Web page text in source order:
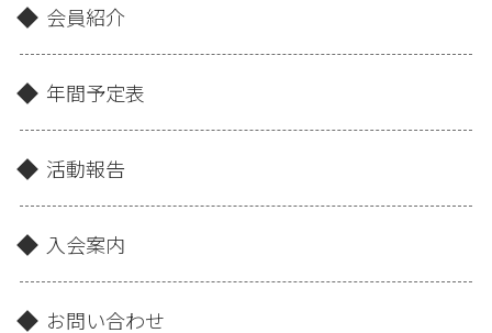
会員紹介
年間予定表
活動報告
入会案内
お問い合わせ